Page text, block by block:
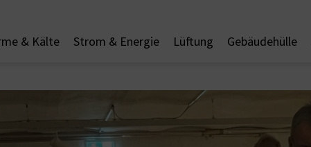
& Kälte Strom & Energie Lüftung Gebäudehülle